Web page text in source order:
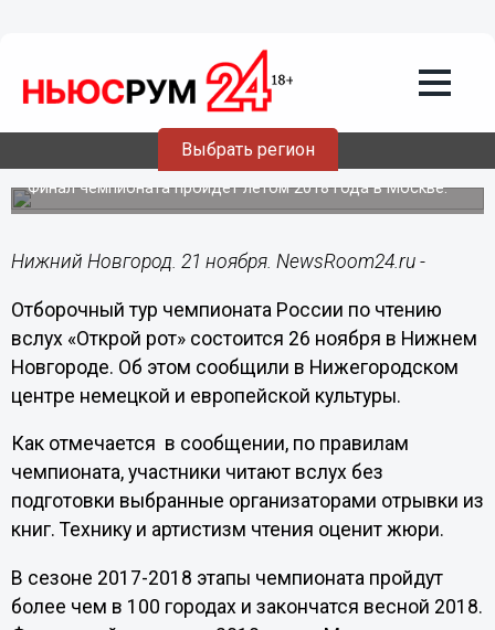
Выбрать регион
Отборочный тур чемпионата России по
чтению вслух состоится 26 ноября в
Нижнем Новгороде
Финал чемпионата пройдет летом 2018 года в Москве.
Нижний Новгород. 21 ноября. NewsRoom24.ru -
Отборочный тур чемпионата России по чтению
вслух «Открой рот» состоится 26 ноября в Нижнем
Новгороде. Об этом сообщили в Нижегородском
центре немецкой и европейской культуры.
Как отмечается в сообщении, по правилам
чемпионата, участники читают вслух без
подготовки выбранные организаторами отрывки из
книг. Технику и артистизм чтения оценит жюри.
В сезоне 2017-2018 этапы чемпионата пройдут
более чем в 100 городах и закончатся весной 2018.